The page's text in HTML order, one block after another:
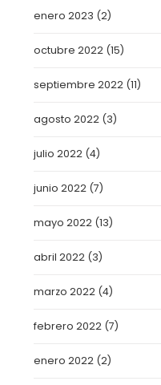
enero 2023 (2)
octubre 2022 (15)
septiembre 2022 (11)
agosto 2022 (3)
julio 2022 (4)
junio 2022 (7)
mayo 2022 (13)
abril 2022 (3)
marzo 2022 (4)
febrero 2022 (7)
enero 2022 (2)